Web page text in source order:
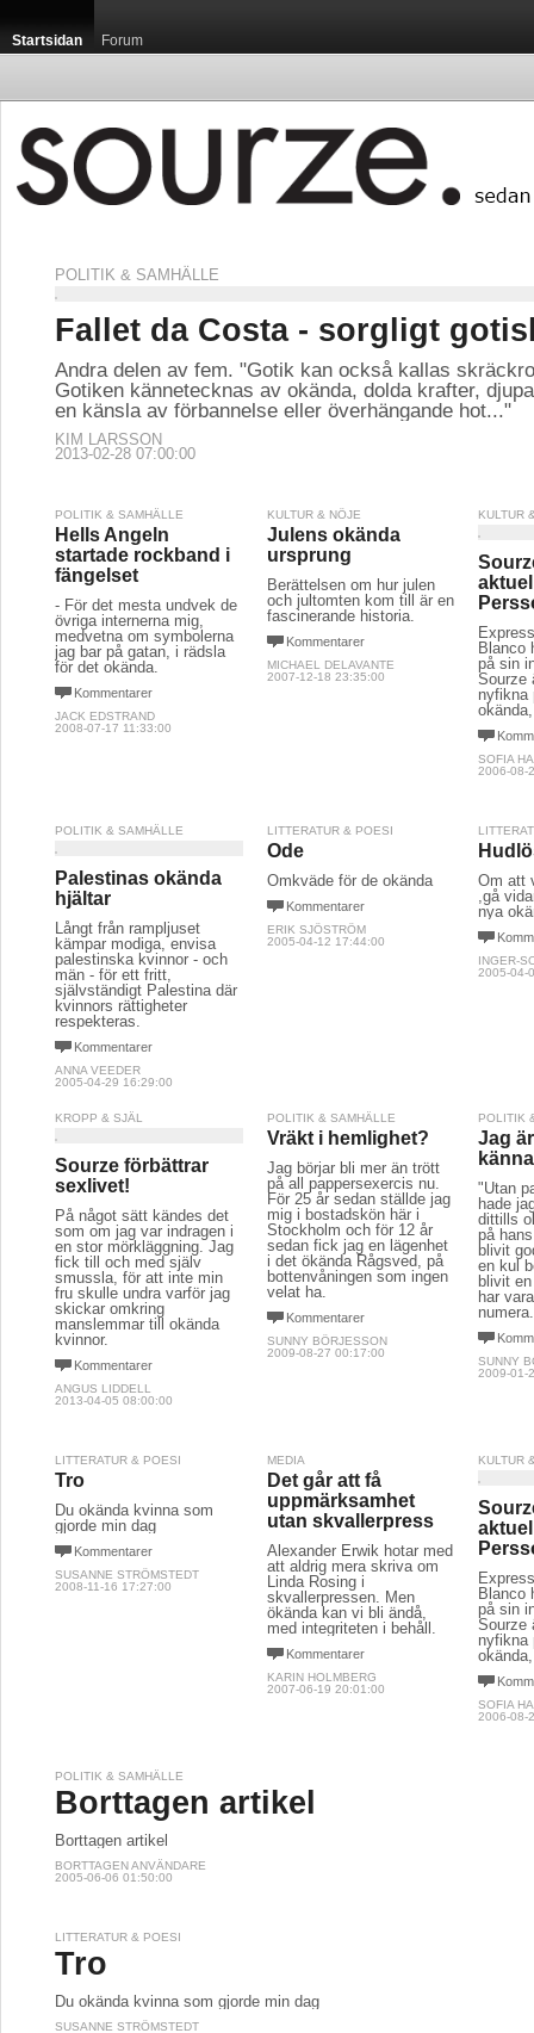
Startsidan Forum
POLITIK & SAMHÄLLE
Fallet da Costa - sorgligt
Andra delen av fem. "Gotik kan också kallas
Gotiken kännetecknas av okända, dolda krafter,
en känsla av förbannelse eller överhängande hot..."
KIM LARSSON
2013-02-28 07:00:00
POLITIK & SAMHÄLLE
Hells Angeln
startade rockband i
fängelset
- För det mesta undvek de
övriga internerna mig,
medvetna om symbolerna
jag bar på gatan, i rädsla
för det okända.
Kommentarer
JACK EDSTRAND
2008-07-17 11:33:00
KULTUR & NÖJE
Julens okända
ursprung
Berättelsen om hur julen
och jultomten kom till är en
fascinerande historia.
Kommentarer
MICHAEL DELAVANTE
2007-12-18 23:35:00
KULTUR
Blanco
på sin
Sourze
nyfikna
SOFIA
2006-08-
POLITIK & SAMHÄLLE
Palestinas okända
hjältar
Långt från rampljuset
kämpar modiga, envisa
palestinska kvinnor - och
män - för ett fritt,
självständigt Palestina där
kvinnors rättigheter
respekteras.
Kommentarer
ANNA VEEDER
2005-04-29 16:29:00
LITTERATUR & POESI
Ode
Omkväde för de okända
Kommentarer
ERIK SJÖSTRÖM
2005-04-12 17:44:00
Om att
,gå
nya
INGER-
2005-04-
KROPP & SJÄL
Sourze förbättrar
sexlivet!
På något sätt kändes det
som om jag var indragen i
en stor mörkläggning. Jag
fick till och med själv
smussla, för att inte min
fru skulle undra varför jag
skickar omkring
manslemmar till okända
kvinnor.
Kommentarer
ANGUS LIDDELL
2013-04-05 08:00:00
POLITIK & SAMHÄLLE
Vräkt i hemlighet?
Jag börjar bli mer än trött
på all pappersexercis nu.
För 25 år sedan ställde jag
mig i bostadskön här i
Stockholm och för 12 år
sedan fick jag en lägenhet
i det ökända Rågsved, på
bottenvåningen som ingen
velat ha.
Kommentarer
SUNNY BÖRJESSON
2009-08-27 00:17:00
POLITIK
Jag
"Utan
hade
dittills
på
blivit
en kul
blivit
har
SUNNY
2009-01-
LITTERATUR & POESI
Tro
Du okända kvinna som
gjorde min dag
Kommentarer
SUSANNE STRÖMSTEDT
2008-11-16 17:27:00
MEDIA
Det går att få
uppmärksamhet
utan skvallerpress
Alexander Erwik hotar med
att aldrig mera skriva om
Linda Rosing i
skvallerpressen. Men
ökända kan vi bli ändå,
med integriteten i behåll.
Kommentarer
KARIN HOLMBERG
2007-06-19 20:01:00
KULTUR
Blanco
på sin
Sourze
nyfikna
SOFIA
2006-08-
POLITIK & SAMHÄLLE
Borttagen artikel
Borttagen artikel
BORTTAGEN ANVÄNDARE
2005-06-06 01:50:00
LITTERATUR & POESI
Tro
Du okända kvinna som gjorde min dag
SUSANNE STRÖMSTEDT